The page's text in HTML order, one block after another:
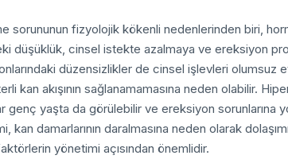
sorununun fizyolojik kökenli nedenlerinden biri,
düşüklük, cinsel istekte azalmaya ve ereksiyon
düzensizlikler de cinsel işlevleri olumsuz
kan akışının sağlanamamasına neden olabilir.
genç yaşta da görülebilir ve ereksiyon sorunlarına
kan damarlarının daralmasına neden olarak
yönetimi açısından önemlidir.